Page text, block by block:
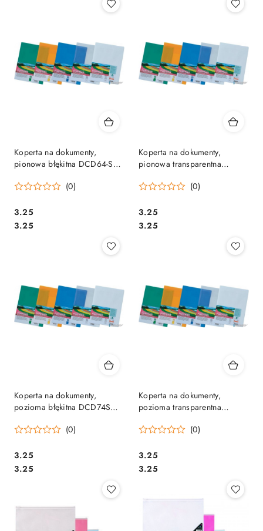
Koperta na dokumenty,
pionowa błękitna DCD64-S
(0)
Cena:
3.25
Cena:
3.25
Koperta na dokumenty,
pionowa transparentna
(0)
Cena:
3.25
Cena:
3.25
Koperta na dokumenty,
pozioma błękitna DCD74S
(0)
Cena:
3.25
Cena:
3.25
Koperta na dokumenty,
pozioma transparentna
(0)
Cena:
3.25
Cena:
3.25